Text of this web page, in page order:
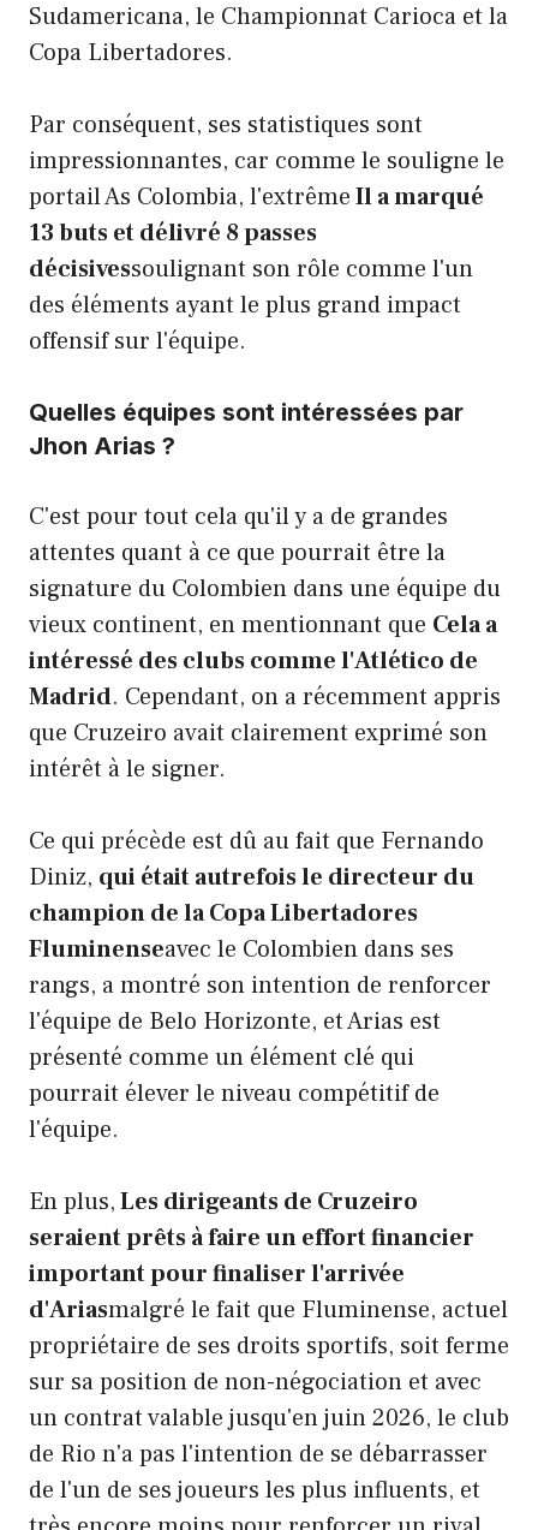
Sudamericana, le Championnat Carioca et la
Copa Libertadores.
Par conséquent, ses statistiques sont
impressionnantes, car comme le souligne le
portail As Colombia, l'extrêmeIl a marqué
13 buts et délivré 8 passes
décisivessoulignant son rôle comme l'un
des éléments ayant le plus grand impact
offensif sur l'équipe.
Quelles équipes sont intéressées par
Jhon Arias ?
C'est pour tout cela qu'il y a de grandes
attentes quant à ce que pourrait être la
signature du Colombien dans une équipe du
vieux continent, en mentionnant que Cela a
intéressé des clubs comme l'Atlético de
Madrid. Cependant, on a récemment appris
que Cruzeiro avait clairement exprimé son
intérêt à le signer.
Ce qui précède est dû au fait que Fernando
Diniz, qui était autrefois le directeur du
champion de la Copa Libertadores
Fluminenseavec le Colombien dans ses
rangs, a montré son intention de renforcer
l'équipe de Belo Horizonte, et Arias est
présenté comme un élément clé qui
pourrait élever le niveau compétitif de
l'équipe.
En plus,Les dirigeants de Cruzeiro
seraient prêts à faire un effort financier
important pour finaliser l'arrivée
d'Ariasmalgré le fait que Fluminense, actuel
propriétaire de ses droits sportifs, soit ferme
sur sa position de non-négociation et avec
un contrat valable jusqu'en juin 2026, le club
de Rio n'a pas l'intention de se débarrasser
de l'un de ses joueurs les plus influents, et